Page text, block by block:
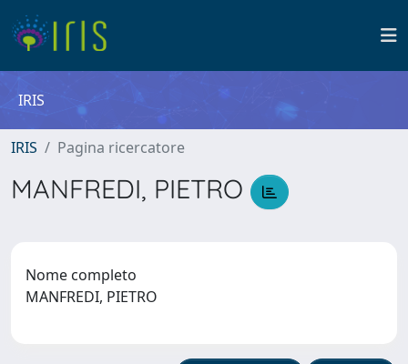
IRIS
IRIS Pagina ricercatore
MANFREDI, PIETRO
Nome completo
MANFREDI, PIETRO